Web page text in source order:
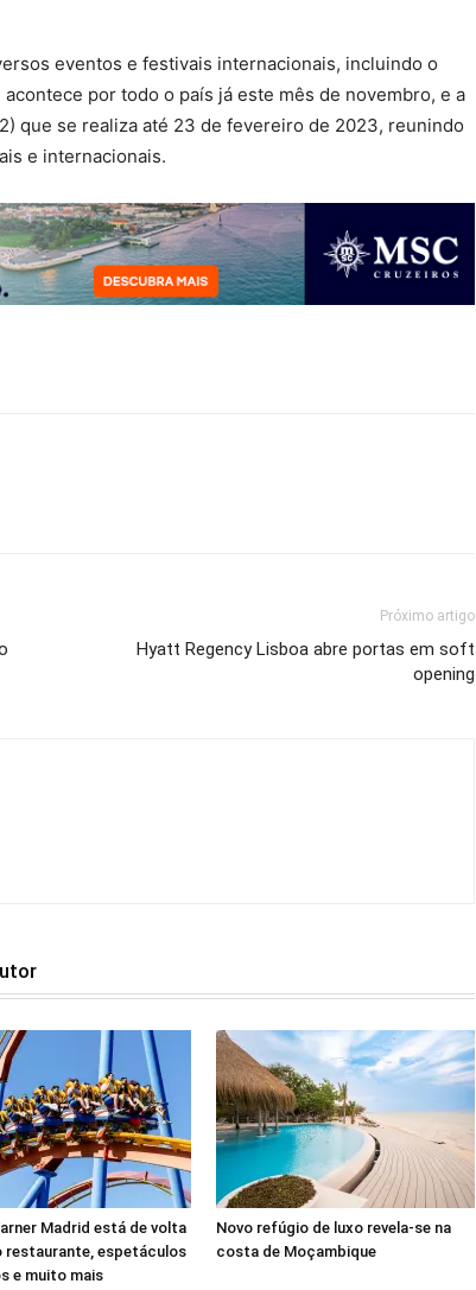
eventos e festivais internacionais, incluindo o
por todo o país já este mês de novembro, e a
que se realiza até 23 de fevereiro de 2023, reunindo
e internacionais.
Próximo artigo
Hyatt Regency Lisboa abre portas em soft
opening
Madrid está de volta
restaurante, espetáculos
e muito mais
Novo refúgio de luxo revela-se na
costa de Moçambique